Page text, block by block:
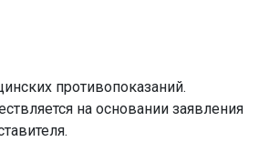
противопоказаний.
на основании заявления